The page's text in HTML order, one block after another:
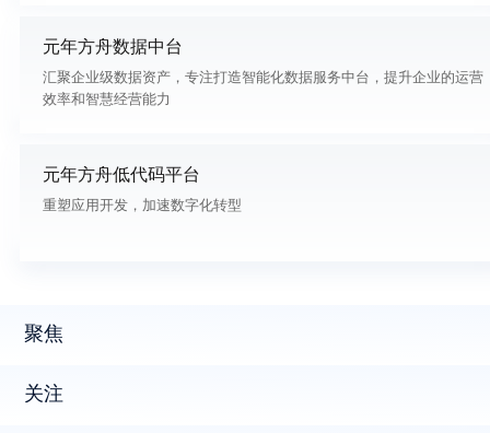
元年方舟数据中台
汇聚企业级数据资产，专注打造智能化数据服务中台，提升企业的运营
效率和智慧经营能力
元年方舟低代码平台
重塑应用开发，加速数字化转型
聚焦
关注